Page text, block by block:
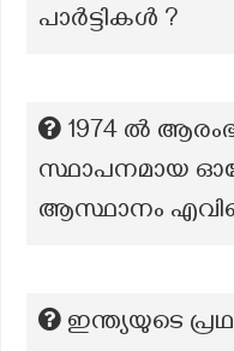
പാർട്ടികൾ ?
1974 ൽ
സ്ഥാപനമായ
ആസ്ഥാനം
ഇന്ത്യയുടെ